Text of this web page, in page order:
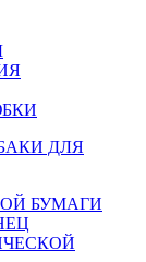
ДЛЯ
БУМАГИ